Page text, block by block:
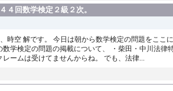
４回数学検定２級２次。
時空 解です。 今日は朝から数学検定の問題をここ
数学検定の問題の掲載について、 ・柴田・中川法
レームは受けてませんからね。 でも、法律...